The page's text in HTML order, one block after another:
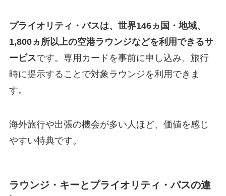
プライオリティ・パスは、世界146ヵ国・地域、
1,800ヵ所以上の空港ラウンジなどを利用できるサ
ービスです。専用カードを事前に申し込み、旅行
時に提示することで対象ラウンジを利用できま
す。
海外旅行や出張の機会が多い人ほど、価値を感じ
やすい特典です。
ラウンジ・キーとプライオリティ・パスの違